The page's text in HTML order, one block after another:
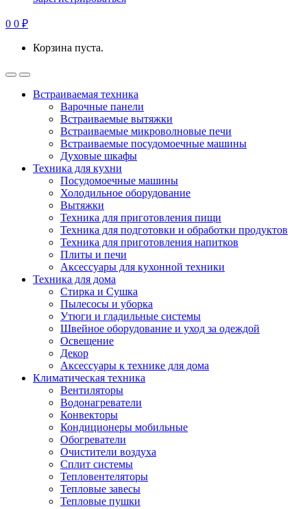
0 0 ₽
Корзина пуста.
Встраиваемая техника
Варочные панели
Встраиваемые вытяжки
Встраиваемые микроволновые печи
Встраиваемые посудомоечные машины
Духовые шкафы
Техника для кухни
Посудомоечные машины
Холодильное оборудование
Вытяжки
Техника для приготовления пищи
Техника для подготовки и обработки продуктов
Техника для приготовления напитков
Плиты и печи
Аксессуары для кухонной техники
Техника для дома
Стирка и Сушка
Пылесосы и уборка
Утюги и гладильные системы
Швейное оборудование и уход за одеждой
Освещение
Декор
Аксессуары к технике для дома
Климатическая техника
Вентиляторы
Водонагреватели
Конвекторы
Кондиционеры мобильные
Обогреватели
Очистители воздуха
Сплит системы
Тепловентеляторы
Тепловые завесы
Тепловые пушки